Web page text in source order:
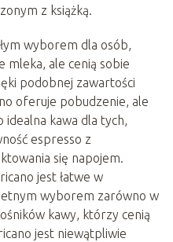
z książką.
wyborem dla osób,
mleka, ale cenią sobie
podobnej zawartości
oferuje pobudzenie, ale
idealna kawa dla tych,
espresso z
się napojem.
jest łatwe w
wyborem zarówno w
kawy, którzy cenią
jest niewątpliwie